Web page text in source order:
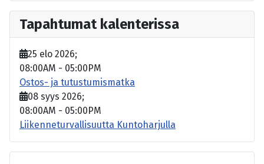
Tapahtumat kalenterissa
25 elo 2026;
08:00AM - 05:00PM
Ostos- ja tutustumismatka
08 syys 2026;
08:00AM - 05:00PM
Liikenneturvallisuutta Kuntoharjulla